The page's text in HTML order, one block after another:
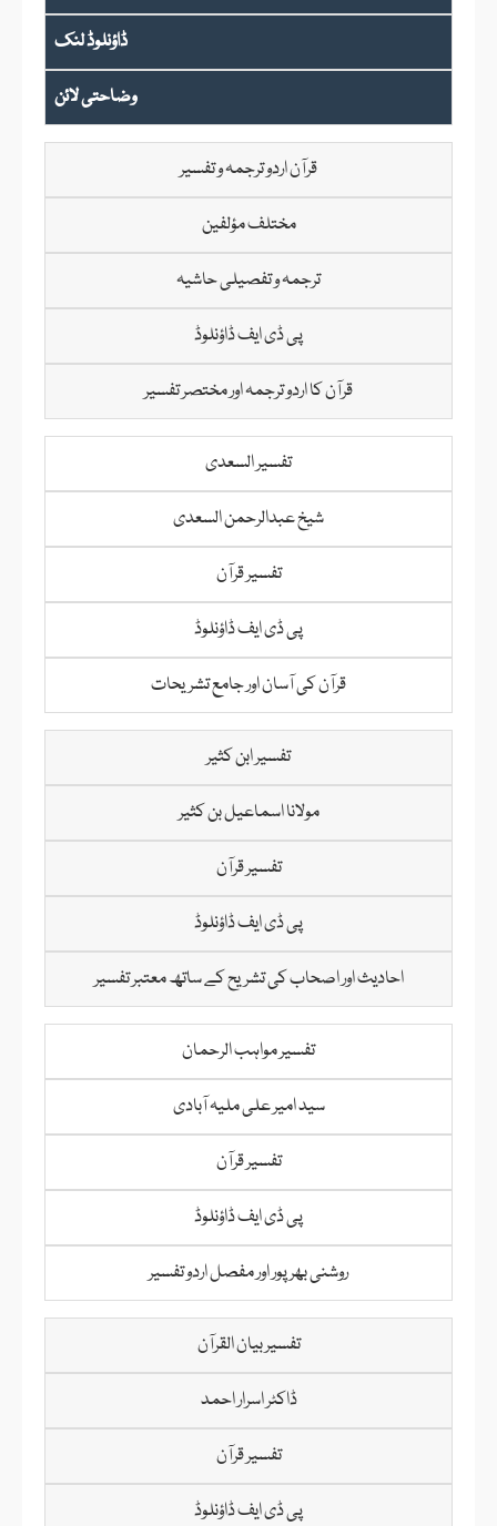
ڈاؤنلوڈ لنک
وضاحتی لائن
قرآن اردو ترجمہ و تفسیر
مختلف مؤلفین
ترجمہ و تفصیلی حاشیہ
پی ڈی ایف ڈاؤنلوڈ
قرآن کا اردو ترجمہ اور مختصر تفسیر
تفسیر السعدی
شیخ عبدالرحمن السعدی
تفسیر قرآن
پی ڈی ایف ڈاؤنلوڈ
قرآن کی آسان اور جامع تشریحات
تفسیر ابن کثیر
مولانا اسماعیل بن کثیر
تفسیر قرآن
پی ڈی ایف ڈاؤنلوڈ
احادیث اور اصحاب کی تشریح کے ساتھ معتبر تفسیر
تفسیر مواہب الرحمان
سید امیر علی ملیہ آبادی
تفسیر قرآن
پی ڈی ایف ڈاؤنلوڈ
روشنی بھرپور اور مفصل اردو تفسیر
تفسیر بیان القرآن
ڈاکٹر اسرار احمد
تفسیر قرآن
پی ڈی ایف ڈاؤنلوڈ